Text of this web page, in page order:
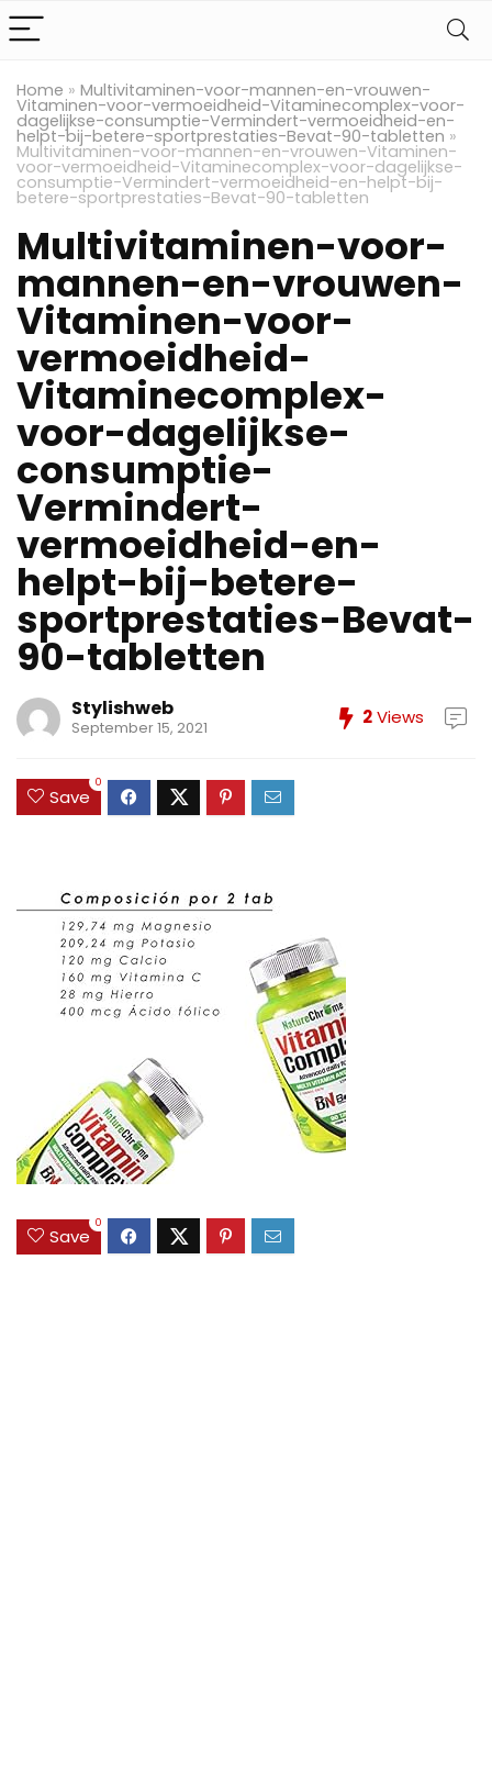
Home » Multivitaminen-voor-mannen-en-vrouwen-
Vitaminen-voor-vermoeidheid-Vitaminecomplex-voor-
dagelijkse-consumptie-Vermindert-vermoeidheid-en-
helpt-bij-betere-sportprestaties-Bevat-90-tabletten »
Multivitaminen-voor-mannen-en-vrouwen-Vitaminen-
voor-vermoeidheid-Vitaminecomplex-voor-dagelijkse-
consumptie-Vermindert-vermoeidheid-en-helpt-bij-
betere-sportprestaties-Bevat-90-tabletten
Multivitaminen-voor-
mannen-en-vrouwen-
Vitaminen-voor-
vermoeidheid-
Vitaminecomplex-
voor-dagelijkse-
consumptie-
Vermindert-
vermoeidheid-en-
helpt-bij-betere-
sportprestaties-Bevat-
90-tabletten
Stylishweb
September 15, 2021 2Views
Save
0
Save
0